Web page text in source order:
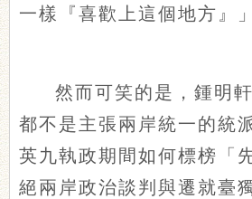
一樣『喜歡上這個地方』」
然而可笑的是，鍾明
都不是主張兩岸統一的統
英九執政期間如何標榜「
絕兩岸政治談判與遷就臺